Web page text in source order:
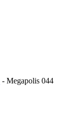
- Megapolis 044